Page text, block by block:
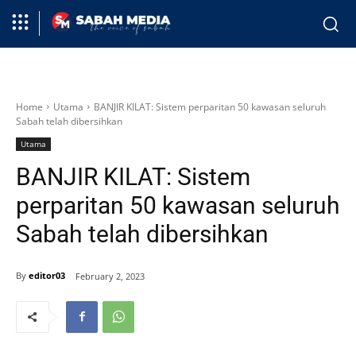
Home Utama
BANJIR KILAT: Sistem perparitan 50 kawasan seluruh
Sabah telah dibersihkan
Utama
BANJIR KILAT: Sistem
perparitan 50 kawasan seluruh
Sabah telah dibersihkan
By editor03 February 2, 2023